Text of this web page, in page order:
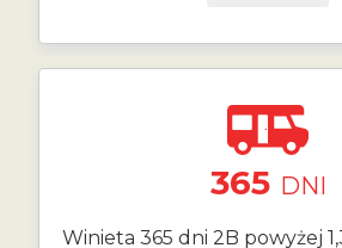
365 DNI
Winieta 365 dni 2B powyżej